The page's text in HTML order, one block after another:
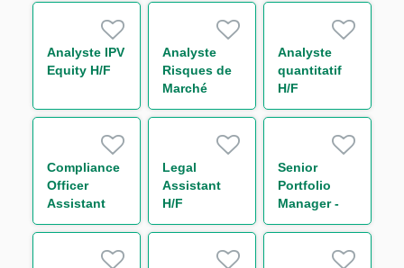
Analyste IPV
Equity H/F
Analyste
Risques de
Marché
Consolidés
Analyste
quantitatif
H/F
Compliance
Officer
Assistant
H/F
Legal
Assistant
H/F
Senior
Portfolio
Manager -
Securitization